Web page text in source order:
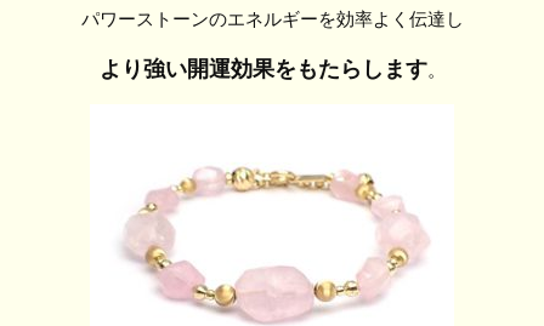
パワーストーンのエネルギーを効率よく伝達し
より強い開運効果をもたらします。